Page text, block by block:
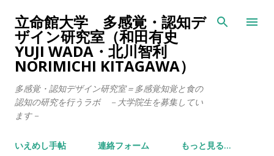
スキップしてメイン コンテンツに移動
立命館大学 多感覚・認知デ
ザイン研究室（和田有史
YUJI WADA・北川智利
NORIMICHI KITAGAWA）
多感覚・認知デザイン研究室＝多感覚知覚と食の
認知の研究を行うラボ －大学院生を募集してい
ます－
いえめし手帖 連絡フォーム もっと見る…